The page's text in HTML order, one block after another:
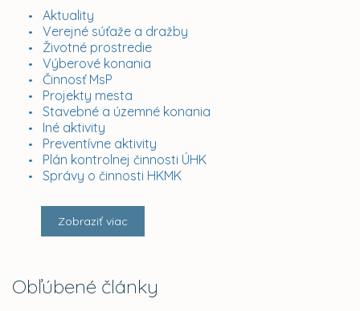
Aktuality
Verejné súťaže a dražby
Životné prostredie
Výberové konania
Činnosť MsP
Projekty mesta
Stavebné a územné konania
Iné aktivity
Preventívne aktivity
Plán kontrolnej činnosti ÚHK
Správy o činnosti HKMK
Zobraziť viac
Obľúbené články